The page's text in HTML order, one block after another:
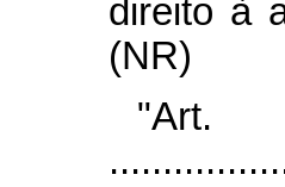
direito à
(NR)